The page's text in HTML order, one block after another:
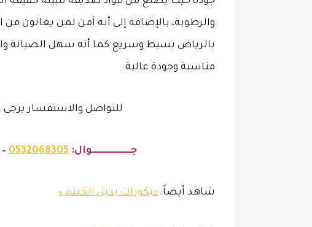
والرطوبة، بالإضافة إلى أنه آمن لمن يعانون
بالرياض بسيط وسريع كما أنه سهل الصيانة
مناسبة وجودة عالية.
للتواصل والاستفسار يرجى
جـــــــــــــــــــــوال: 0532068305
–
شاهد أيضاً: ديكورات بديل الخشب